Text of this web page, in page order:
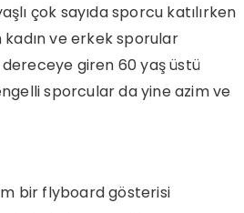
çok sayıda sporcu katılırken
kadın ve erkek sporular
giren 60 yaş üstü
sporcular da yine azim ve
bir flyboard gösterisi